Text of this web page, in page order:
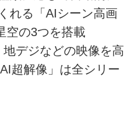
れる「AIシーン高画
空の3つを搭載
地デジなどの映像を高
超解像」は全シリー